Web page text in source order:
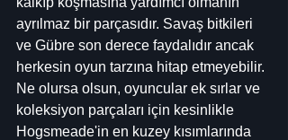
ayrılmaz bir parçasıdır. Savaş bitkileri
ve Gübre son derece faydalıdır ancak
herkesin oyun tarzına hitap etmeyebilir.
Ne olursa olsun, oyuncular ek sırlar ve
koleksiyon parçaları için kesinlikle
Hogsmeade'in en kuzey kısımlarında